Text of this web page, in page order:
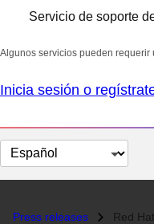
Servicio de soporte
Algunos servicios pueden requerir
Inicia sesión o
Cambiar
el
Press releases Red Hat